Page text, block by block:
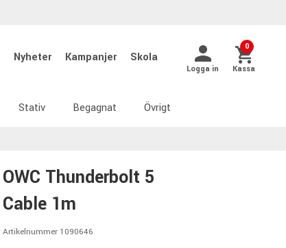
Nyheter Kampanjer Skola
Logga in
0
Kassa
Stativ Begagnat Övrigt
OWC Thunderbolt 5
Cable 1m
Artikelnummer 1090646